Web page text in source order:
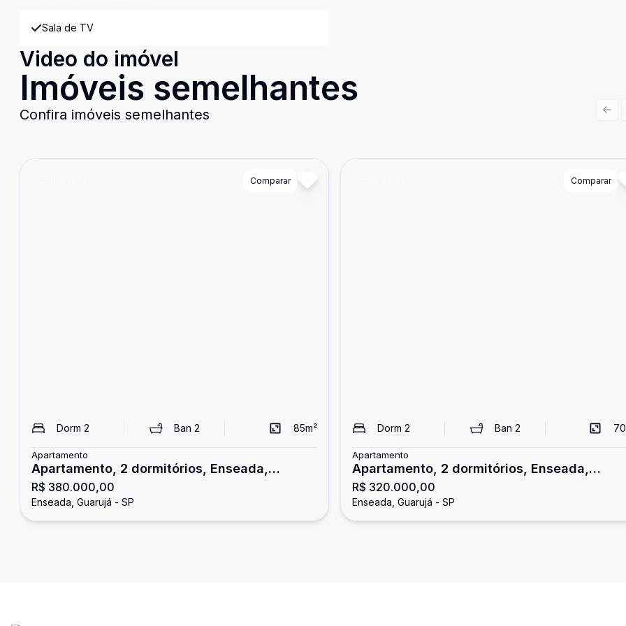
Sala de TV
Video do imóvel
Imóveis semelhantes
Confira imóveis semelhantes
Comparar
Dorm 2 Ban2 85m²
Apartamento
Apartamento, 2 dormitórios, Enseada,
Guarujá
R$ 380.000,00
Enseada, Guarujá - SP
Comparar
Dorm 2 Ban 2 70
Apartamento
Apartamento, 2 dormitórios, Enseada,
Guarujá.
R$ 320.000,00
Enseada, Guarujá - SP